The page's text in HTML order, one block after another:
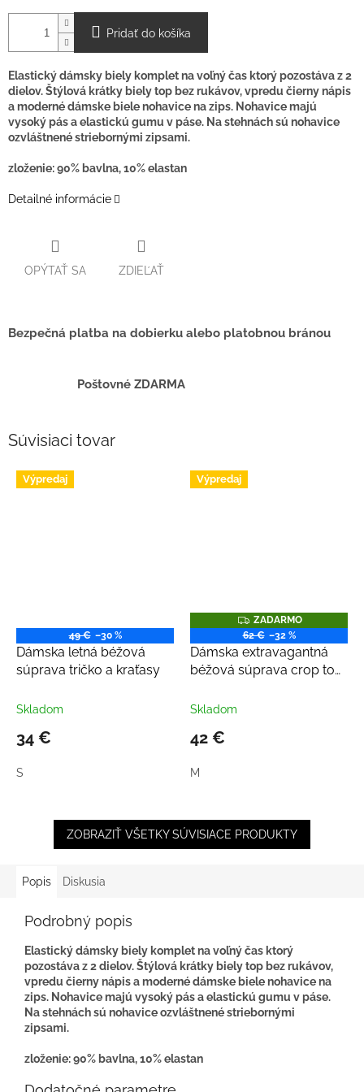
Pridať do košíka
Elastický dámsky biely komplet na voľný čas ktorý pozostáva z 2
dielov. Štýlová krátky biely top bez rukávov, vpredu čierny nápis
a moderné dámske biele nohavice na zips. Nohavice majú
vysoký pás a elastickú gumu v páse. Na stehnách sú nohavice
ozvláštnené striebornými zipsami.
zloženie: 90% bavlna, 10% elastan
Detailné informácie
OPÝTAŤ SA ZDIEĽAŤ
Bezpečná platba na dobierku alebo platobnou bránou
Poštovné ZDARMA
Súvisiaci tovar
Výpredaj
49 € –30 %
Dámska letná béžová
súprava tričko a kraťasy
Skladom
34 €
S
Výpredaj
Z
A
D
A
R
M
ZADARMO
62 € –32 %
Dámska extravagantná
béžová súprava crop top
Skladom
42 €
M
ZOBRAZIŤ VŠETKY SÚVISIACE PRODUKTY
Popis Diskusia
Podrobný popis
Elastický dámsky biely komplet na voľný čas ktorý
pozostáva z 2 dielov. Štýlová krátky biely top bez rukávov,
vpredu čierny nápis a moderné dámske biele nohavice na
zips. Nohavice majú vysoký pás a elastickú gumu v páse.
Na stehnách sú nohavice ozvláštnené striebornými
zipsami.
zloženie: 90% bavlna, 10% elastan